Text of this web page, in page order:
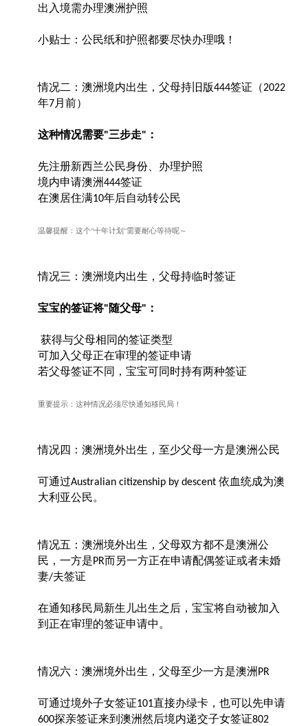
出入境需办理澳洲护照
小贴士：公民纸和护照都要尽快办理哦！
情况二：澳洲境内出生，父母持旧版444签证（2022
年7月前）
这种情况需要"三步走" ：
先注册新西兰公民身份、办理护照
境内申请澳洲444签证
在澳居住满10年后自动转公民
温馨提醒：这个"十年计划 "需要耐心等待呢～
情况三：澳洲境内出生，父母持临时签证
宝宝的签证将"随父母" ：
获得与父母相同的签证类型
可加入父母正在审理的签证申请
若父母签证不同，宝宝可同时持有两种签证
重要提示：这种情况必须尽快通知移民局！
情况四：澳洲境外出生，至少父母一方是澳洲公民
可通过Australian citizenship by descent 依血统成为澳
大利亚公民。
情况五：澳洲境外出生，父母双方都不是澳洲公
民，一方是PR而另一方正在申请配偶签证或者未婚
妻/夫签证
在通知移民局新生儿出生之后，宝宝将自动被加入
到正在审理的签证申请中。
情况六：澳洲境外出生，父母至少一方是澳洲 PR
可通过境外子女签证101直接办绿卡，也可以先申请
600探亲签证来到澳洲然后境内递交子女签证802